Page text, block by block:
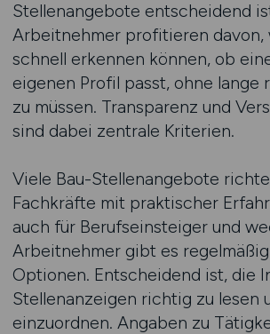
Stellenangebote entscheidend
Arbeitnehmer profitieren davon,
schnell erkennen können, ob
eigenen Profil passt, ohne lange
zu müssen. Transparenz und
sind dabei zentrale Kriterien.
Viele Bau-Stellenangebote
Fachkräfte mit praktischer
auch für Berufseinsteiger und
Arbeitnehmer gibt es
Optionen. Entscheidend ist, die
Stellenanzeigen richtig zu lesen
einzuordnen. Angaben zu